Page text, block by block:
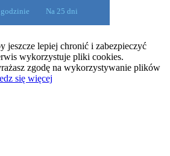
Na 25 dni
jeszcze lepiej chronić i zabezpieczyć
wykorzystuje pliki cookies.
zgodę na wykorzystywanie plików
się więcej